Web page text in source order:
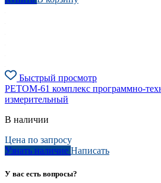
Быстрый просмотр
РЕТОМ-61 комплекс программно-
измерительный
В наличии
Цена по запросу
Узнать наличие Написать
У вас есть вопросы?